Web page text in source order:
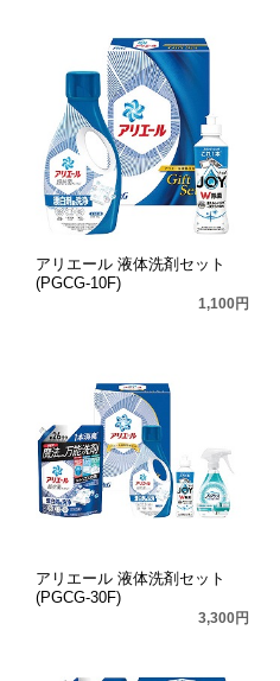
アリエール 液体洗剤セット
(PGCG-10F)
1,100円
アリエール 液体洗剤セット
(PGCG-30F)
3,300円